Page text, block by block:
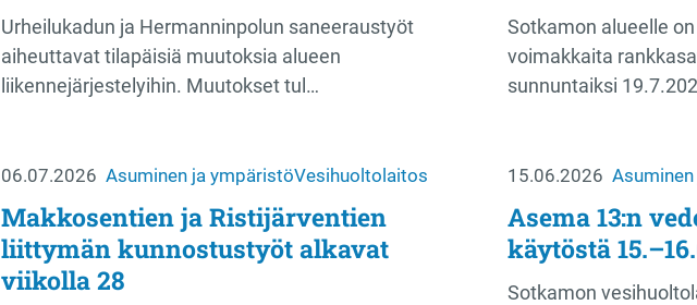
Urheilukadun ja Hermanninpolun saneeraustyöt
aiheuttavat tilapäisiä muutoksia alueen
liikennejärjestelyihin. Muutokset tul…
Sotkamon alueelle
voimakkaita
sunnuntaiksi
06.07.2026 Asuminen ja ympäristöVesihuoltolaitos
Makkosentien ja Ristijärventien
liittymän kunnostustyöt alkavat
viikolla 28
15.06.2026
Asema 13:n
käytöstä
Sotkamon